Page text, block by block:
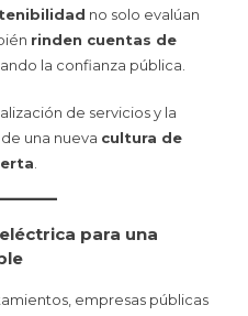
no solo evalúan
rinden cuentas de
la confianza pública.
de servicios y la
una nueva cultura de
para una
empresas públicas